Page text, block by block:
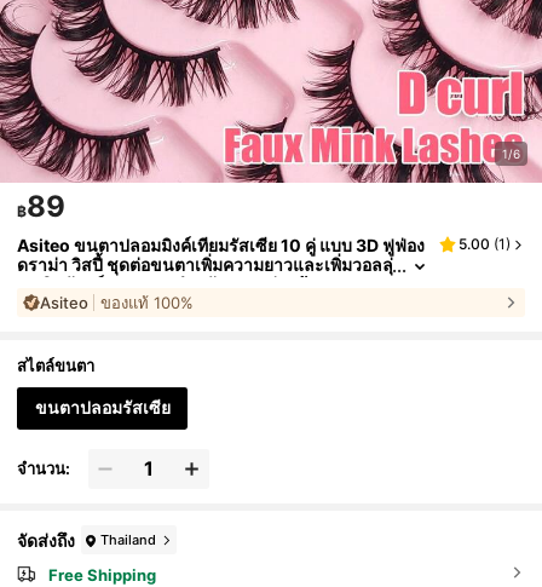
1/6
฿89
Asiteo ขนตาปลอมมิงค์เทียมรัสเซีย 10 คู่ แบบ 3D ฟูฟ่อง
ดราม่า วิสปี้ ชุดต่อขนตาเพิ่มความยาวและเพิ่มวอลลุ่
ม ผลิตภัณฑ์ความงามสำหรับการแต่งหน้า
5.00 (1)
Asiteo ของแท้ 100%
สไตล์ขนตา
ขนตาปลอมรัสเซีย
จำนวน:
จัดส่งถึง Thailand
Free Shipping